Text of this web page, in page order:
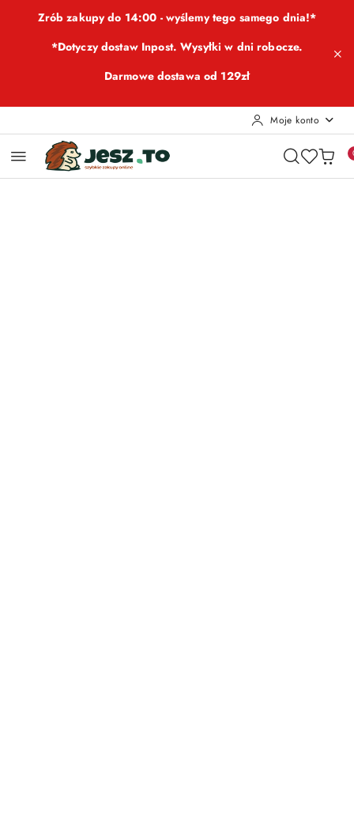
Przejdź do treści głównej
Przejdź do wyszukiwarki
Przejdź do moje konto
Przejdź do menu głównego
Przejdź do opisu produktu
Przejdź do stopki
Zrób zakupy do 14:00 - wyślemy tego samego dnia!*
*Dotyczy dostaw Inpost. Wysyłki w dni robocze.
Darmowe dostawa od 129zł
Moje konto